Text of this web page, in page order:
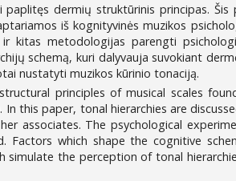
dermių struktūrinis principas.
iš kognityvinės muzikos
metodologijas parengti
schemą, kuri dalyvauja suvokiant
nustatyti muzikos kūrinio tonaciją.
principles of musical scales
this paper, tonal hierarchies are
associates. The psychological
Factors which shape the cognitive
simulate the perception of tonal